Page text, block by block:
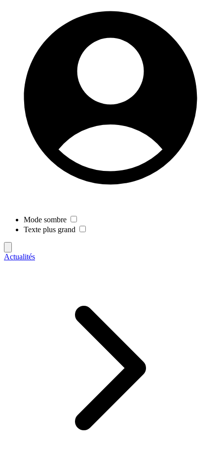
Mode sombre
Texte plus grand
Actualités